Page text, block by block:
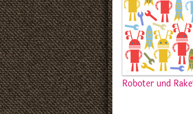
Roboter und